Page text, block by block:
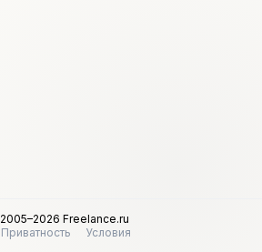
Freelance.ru
Приватность
Условия